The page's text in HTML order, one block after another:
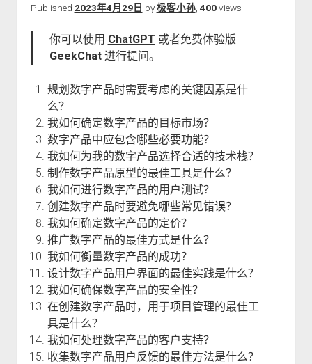
Published 2023年4月29日 by极客小孙, 400views
你可以使用 ChatGPT 或者免费体验版
GeekChat进行提问。
规划数字产品时需要考虑的关键因素是什
么？
我如何确定数字产品的目标市场？
数字产品中应包含哪些必要功能？
我如何为我的数字产品选择合适的技术栈？
制作数字产品原型的最佳工具是什么？
我如何进行数字产品的用户测试？
创建数字产品时要避免哪些常见错误？
我如何确定数字产品的定价？
推广数字产品的最佳方式是什么？
我如何衡量数字产品的成功？
设计数字产品用户界面的最佳实践是什么？
我如何确保数字产品的安全性？
在创建数字产品时，用于项目管理的最佳工
具是什么？
我如何处理数字产品的客户支持？
收集数字产品用户反馈的最佳方法是什么？